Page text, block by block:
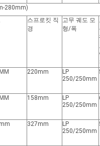
280mm)
스프로킷 직
경
고무 궤도 모
형/폭
220mm
LP
250/250mm
158mm
LP
250/250mm
327mm
LP
250/250mm